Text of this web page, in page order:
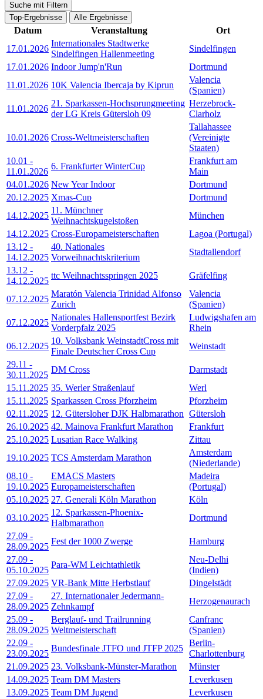
Suche mit Filtern
Top-Ergebnisse
Alle Ergebnisse
Datum Veranstaltung
Ort
17.01.2026
Internationales Stadtwerke
Sindelfingen Hallenmeeting
Sindelfingen
17.01.2026 Indoor Jump'n'Run
Dortmund
11.01.2026 10K Valencia Ibercaja by Kiprun
Valencia
(Spanien)
11.01.2026
21. Sparkassen-Hochsprungmeeting
der LG Kreis Gütersloh 09
Herzebrock-
Clarholz
10.01.2026 Cross-Weltmeisterschaften
Tallahassee
(Vereinigte
Staaten)
10.01 -
11.01.2026
6. Frankfurter WinterCup
Frankfurt am
Main
04.01.2026 New Year Indoor
Dortmund
20.12.2025 Xmas-Cup
Dortmund
14.12.2025
11. Münchner
Weihnachtskugelstoßen
München
14.12.2025 Cross-Europameisterschaften
Lagoa (Portugal)
13.12 -
14.12.2025
40. Nationales
Vorweihnachtskriterium
Stadtallendorf
13.12 -
14.12.2025
ttc Weihnachtsspringen 2025 Gräfelfing
07.12.2025
Maratón Valencia Trinidad Alfonso
Zurich
Valencia
(Spanien)
07.12.2025
Nationales Hallensportfest Bezirk
Vorderpfalz 2025
Ludwigshafen am
Rhein
06.12.2025
10. Volksbank WeinstadtCross mit
Finale Deutscher Cross Cup
Weinstadt
29.11 -
30.11.2025
DM Cross
Darmstadt
15.11.2025 35. Werler Straßenlauf
Werl
15.11.2025 Sparkassen Cross Pforzheim
Pforzheim
02.11.2025 12. Gütersloher DJK Halbmarathon Gütersloh
26.10.2025 42. Mainova Frankfurt Marathon
Frankfurt
25.10.2025 Lusatian Race Walking
Zittau
19.10.2025 TCS Amsterdam Marathon
Amsterdam
(Niederlande)
08.10 -
19.10.2025
EMACS Masters
Europameisterschaften
Madeira
(Portugal)
05.10.2025 27. Generali Köln Marathon
Köln
03.10.2025
12. Sparkassen-Phoenix-
Halbmarathon
Dortmund
27.09 -
28.09.2025
Fest der 1000 Zwerge
Hamburg
27.09 -
05.10.2025
Para-WM Leichtathletik
Neu-Delhi
(Indien)
27.09.2025 VR-Bank Mitte Herbstlauf
Dingelstädt
27.09 -
28.09.2025
27. Internationaler Jedermann-
Zehnkampf
Herzogenaurach
25.09 -
28.09.2025
Berglauf- und Trailrunning
Weltmeisterschaft
Canfranc
(Spanien)
22.09 -
23.09.2025
Bundesfinale JTFO und JTFP 2025
Berlin-
Charlottenburg
21.09.2025 23. Volksbank-Münster-Marathon
Münster
14.09.2025 Team DM Masters
Leverkusen
13.09.2025 Team DM Jugend
Leverkusen